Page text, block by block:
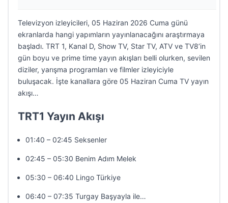
Televizyon izleyicileri, 05 Haziran 2026 Cuma günü
ekranlarda hangi yapımların yayınlanacağını araştırmaya
başladı. TRT 1, Kanal D, Show TV, Star TV, ATV ve TV8’in
gün boyu ve prime time yayın akışları belli olurken, sevilen
diziler, yarışma programları ve filmler izleyiciyle
buluşacak. İşte kanallara göre 05 Haziran Cuma TV yayın
akışı…
TRT1 Yayın Akışı
01:40 – 02:45 Seksenler
02:45 – 05:30 Benim Adım Melek
05:30 – 06:40 Lingo Türkiye
06:40 – 07:35 Turgay Başyayla ile…